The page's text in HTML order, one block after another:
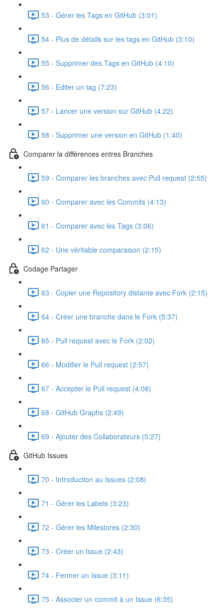
53 - Gérer les Tags en GitHub (3:01)
54 - Plus de détails sur les tags en GitHub (3:10)
55 - Supprimer des Tags en GitHub (4:10)
56 - Editer un tag (7:23)
57 - Lancer une version sur GitHub (4:22)
58 - Supprimer une version en GitHub (1:40)
Comparer la différences entres Branches
59 - Comparer les branches avec Pull request (2:55)
60 - Comparer avec les Commits (4:13)
61 - Comparer avec les Tags (3:06)
62 - Une véritable comparaison (2:15)
Codage Partager
63 - Copier une Repository distante avec Fork (2:15)
64 - Créer une branche dans le Fork (5:37)
65 - Pull request avec le Fork (2:02)
66 - Modifier le Pull request (2:57)
67 - Accepter le Pull request (4:08)
68 - GitHub Graphs (2:49)
69 - Ajouter des Collaborateurs (5:27)
GitHub Issues
70 - Introduction au Issues (2:08)
71 - Gérer les Labels (3:23)
72 - Gérer les Milestores (2:30)
73 - Créer un Issue (2:43)
74 - Fermer un Issue (3:11)
75 - Associer un commit à un Issue (6:35)